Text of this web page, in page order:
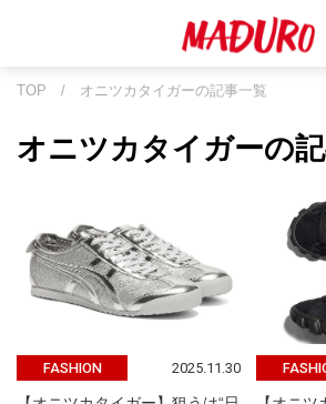
TOP / オニツカタイガーの記事一覧
オニツカタイガーの
FASHION 2025.11.30